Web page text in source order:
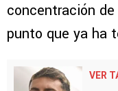
concentración
punto que ya ha
VER